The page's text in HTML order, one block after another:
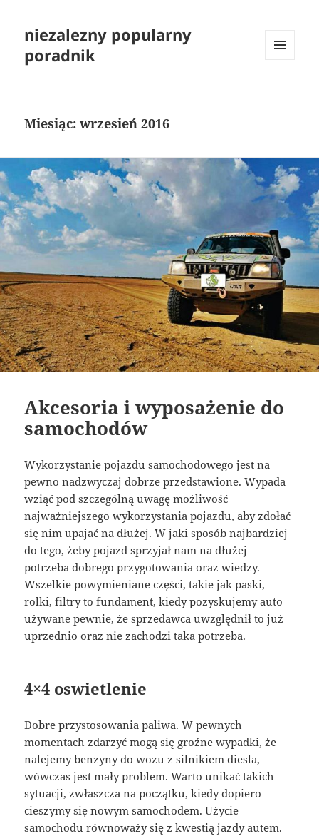
niezalezny popularny
poradnik
Miesiąc:wrzesień 2016
Akcesoria i wyposażenie do
samochodów
Wykorzystanie pojazdu samochodowego jest na
pewno nadzwyczaj dobrze przedstawione. Wypada
wziąć pod szczególną uwagę możliwość
najważniejszego wykorzystania pojazdu, aby zdołać
się nim upajać na dłużej. W jaki sposób najbardziej
do tego, żeby pojazd sprzyjał nam na dłużej
potrzeba dobrego przygotowania oraz wiedzy.
Wszelkie powymieniane części, takie jak paski,
rolki, filtry to fundament, kiedy pozyskujemy auto
używane pewnie, że sprzedawca uwzględnił to już
uprzednio oraz nie zachodzi taka potrzeba.
4×4 oswietlenie
Dobre przystosowania paliwa. W pewnych
momentach zdarzyć mogą się groźne wypadki, że
nalejemy benzyny do wozu z silnikiem diesla,
wówczas jest mały problem. Warto unikać takich
sytuacji, zwłaszcza na początku, kiedy dopiero
cieszymy się nowym samochodem. Użycie
samochodu równoważy się z kwestią jazdy autem.